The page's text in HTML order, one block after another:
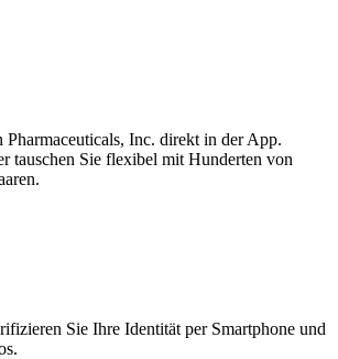
Pharmaceuticals, Inc. direkt in der App.
tauschen Sie flexibel mit Hunderten von
Sie Ihre Identität per Smartphone und